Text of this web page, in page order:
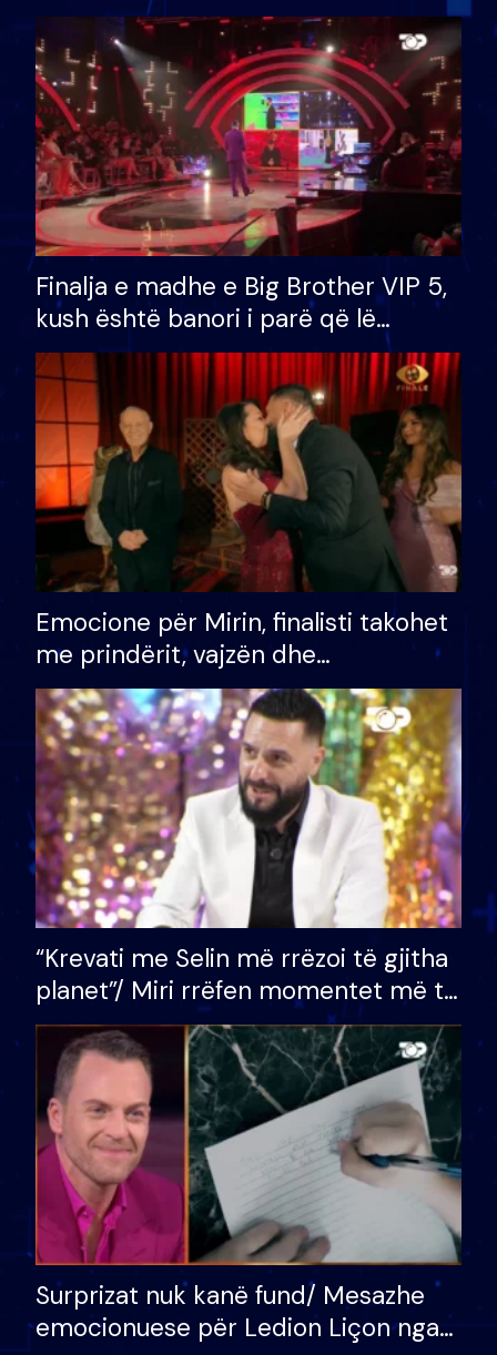
Finalja e madhe e Big Brother VIP 5,
kush është banori i parë që lë
shtëpinë dhe humb mundësinë për
të fituar çmimin e madh
Emocione për Mirin, finalisti takohet
me prindërit, vajzën dhe
bashkëshorten: S’kemi ndonjë letër
divorci apo jo?
“Krevati me Selin më rrëzoi të gjitha
planet”/ Miri rrëfen momentet më të
bukura në shtëpinë e BB VIP: Do më
mungojë zilja e mëngjesit kur…
Surprizat nuk kanë fund/ Mesazhe
emocionuese për Ledion Liçon nga